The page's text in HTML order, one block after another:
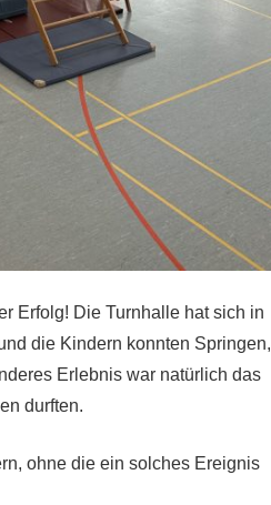
Erfolg! Die Turnhalle hat sich in
die Kindern konnten Springen,
Erlebnis war natürlich das
durften.
ohne die ein solches Ereignis